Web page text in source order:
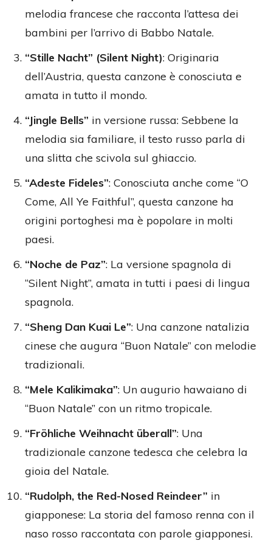
melodia francese che racconta l’attesa dei
bambini per l’arrivo di Babbo Natale.
“Stille Nacht” (Silent Night): Originaria
dell’Austria, questa canzone è conosciuta e
amata in tutto il mondo.
“Jingle Bells” in versione russa: Sebbene la
melodia sia familiare, il testo russo parla di
una slitta che scivola sul ghiaccio.
“Adeste Fideles”: Conosciuta anche come “O
Come, All Ye Faithful”, questa canzone ha
origini portoghesi ma è popolare in molti
paesi.
“Noche de Paz”: La versione spagnola di
“Silent Night”, amata in tutti i paesi di lingua
spagnola.
“Sheng Dan Kuai Le”: Una canzone natalizia
cinese che augura “Buon Natale” con melodie
tradizionali.
“Mele Kalikimaka”: Un augurio hawaiano di
“Buon Natale” con un ritmo tropicale.
“Fröhliche Weihnacht überall”: Una
tradizionale canzone tedesca che celebra la
gioia del Natale.
“Rudolph, the Red-Nosed Reindeer” in
giapponese: La storia del famoso renna con il
naso rosso raccontata con parole giapponesi.